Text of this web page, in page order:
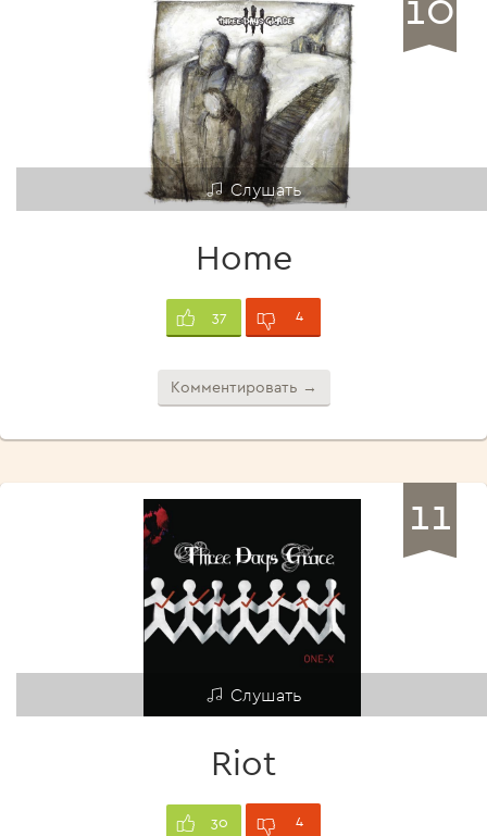
Слушать
Home
37 4
Комментировать →
11
Слушать
Riot
30 4